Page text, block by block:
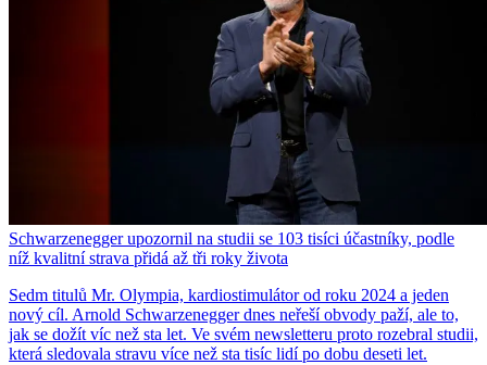
Schwarzenegger upozornil na studii se 103 tisíci účastníky, podle
níž kvalitní strava přidá až tři roky života
Sedm titulů Mr. Olympia, kardiostimulátor od roku 2024 a jeden
nový cíl. Arnold Schwarzenegger dnes neřeší obvody paží, ale to,
jak se dožít víc než sta let. Ve svém newsletteru proto rozebral studii,
která sledovala stravu více než sta tisíc lidí po dobu deseti let.